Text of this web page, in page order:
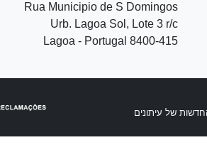
Rua Municipio de S Domingos
Urb. Lagoa Sol, Lote 3 r/c
8400-415 Lagoa - Portugal